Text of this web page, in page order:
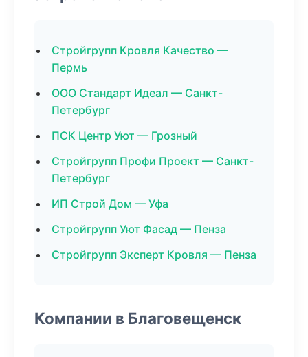
Стройгрупп Кровля Качество —
Пермь
ООО Стандарт Идеал — Санкт-
Петербург
ПСК Центр Уют — Грозный
Стройгрупп Профи Проект — Санкт-
Петербург
ИП Строй Дом — Уфа
Стройгрупп Уют Фасад — Пенза
Стройгрупп Эксперт Кровля — Пенза
Компании в Благовещенск